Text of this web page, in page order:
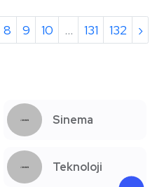
8 9 10 ... 131 132 ›
Sinema
Teknoloji